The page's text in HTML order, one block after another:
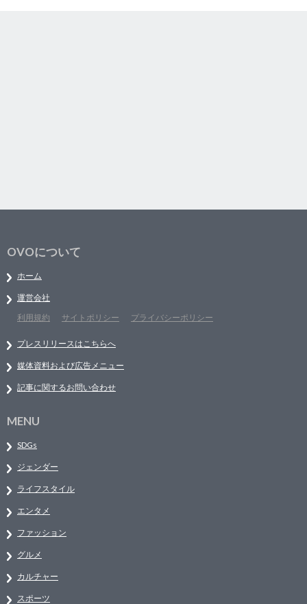
OVOについて
ホーム
運営会社
利用規約
サイトポリシー プライバシーポリシー
プレスリリースはこちらへ
媒体資料および広告メニュー
記事に関するお問い合わせ
MENU
SDGs
ジェンダー
ライフスタイル
エンタメ
ファッション
グルメ
カルチャー
スポーツ